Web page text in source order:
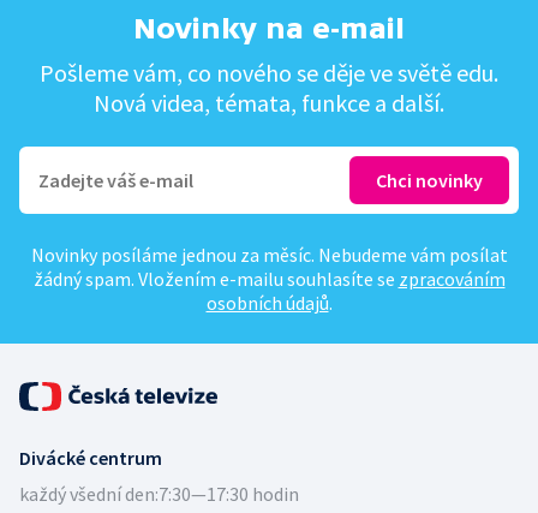
Novinky na e-mail
Pošleme vám, co nového se děje ve světě edu.
Nová videa, témata, funkce a další.
Novinky posíláme jednou za měsíc. Nebudeme vám posílat
žádný spam. Vložením e-mailu souhlasíte se zpracováním
osobních údajů.